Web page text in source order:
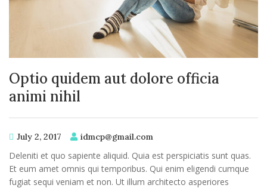
Optio quidem aut dolore officia
animi nihil
July 2, 2017 idmcp@gmail.com
Deleniti et quo sapiente aliquid. Quia est perspiciatis sunt quas.
Et eum amet omnis qui temporibus. Qui enim eligendi cumque
fugiat sequi veniam et non. Ut illum architecto asperiores